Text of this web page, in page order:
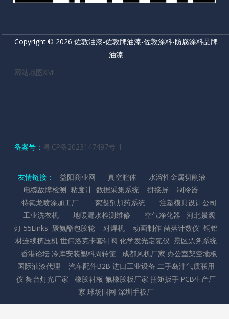
Copyright © 2026 佐敦油漆-佐敦牌油漆-佐敦涂料-防腐涂料品牌
油漆
网站地图XML
备案号： 粤ICP备2023147497号-1
友情链接： 益阳商业网 真空腔体
水溶性金属切削液
电缆故障检测 粘度计 数据采集系统 拼接屏
制冷器
特氟龙喷涂加工厂
絮凝剂加药系统
注塑模具设计公司
工业洗衣机
地暖漏水检测维修 空气净化器
河北景观
灯 55Links 聚氨酯包胶轮 对焊机 动画制作 菌落计数仪 铜铝
材连续挤压机 世伟洛克卡套针阀 化学发光定氮仪 景区票务系统
香港论坛 冷库安装塑料周转筐 成都风机厂家 办公室架空地板
国际油漆代理
汽车配件B2B 进口工业设备 二手岛津气质联用
仪 舞台灯光厂家 橡胶衬板 氟橡胶板厂家 扭矩扳手 PCB生产厂
家 球场围网 深圳手板厂